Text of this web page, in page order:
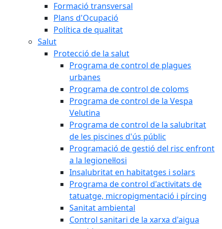
Formació transversal
Plans d'Ocupació
Política de qualitat
Salut
Protecció de la salut
Programa de control de plagues
urbanes
Programa de control de coloms
Programa de control de la Vespa
Velutina
Programa de control de la salubritat
de les piscines d'ús públic
Programació de gestió del risc enfront
a la legionel·losi
Insalubritat en habitatges i solars
Programa de control d'activitats de
tatuatge, micropigmentació i pírcing
Sanitat ambiental
Control sanitari de la xarxa d'aigua